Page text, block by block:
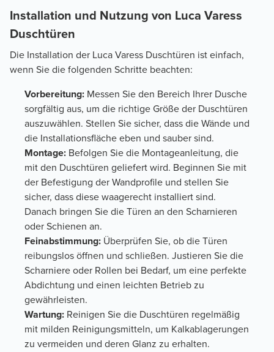
Installation und Nutzung von Luca Varess
Duschtüren
Die Installation der Luca Varess Duschtüren ist einfach,
wenn Sie die folgenden Schritte beachten:
Vorbereitung: Messen Sie den Bereich Ihrer Dusche
sorgfältig aus, um die richtige Größe der Duschtüren
auszuwählen. Stellen Sie sicher, dass die Wände und
die Installationsfläche eben und sauber sind.
Montage: Befolgen Sie die Montageanleitung, die
mit den Duschtüren geliefert wird. Beginnen Sie mit
der Befestigung der Wandprofile und stellen Sie
sicher, dass diese waagerecht installiert sind.
Danach bringen Sie die Türen an den Scharnieren
oder Schienen an.
Feinabstimmung: Überprüfen Sie, ob die Türen
reibungslos öffnen und schließen. Justieren Sie die
Scharniere oder Rollen bei Bedarf, um eine perfekte
Abdichtung und einen leichten Betrieb zu
gewährleisten.
Wartung: Reinigen Sie die Duschtüren regelmäßig
mit milden Reinigungsmitteln, um Kalkablagerungen
zu vermeiden und deren Glanz zu erhalten.